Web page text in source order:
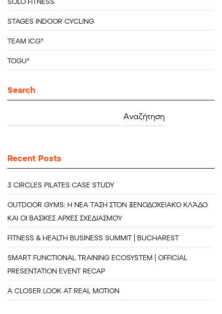
STAGES INDOOR CYCLING
TEAM ICG®
TOGU®
Search
για:
Recent Posts
3 CIRCLES PILATES CASE STUDY
OUTDOOR GYMS: Η ΝΈΑ ΤΆΣΗ ΣΤΟΝ ΞΕΝΟΔΟΧΕΙΑΚΌ ΚΛΆΔΟ
ΚΑΙ ΟΙ ΒΑΣΙΚΈΣ ΑΡΧΈΣ ΣΧΕΔΙΑΣΜΟΎ
FITNESS & HEALTH BUSINESS SUMMIT | BUCHAREST
SMART FUNCTIONAL TRAINING ECOSYSTEM | OFFICIAL
PRESENTATION EVENT RECAP
A CLOSER LOOK AT REAL MOTION